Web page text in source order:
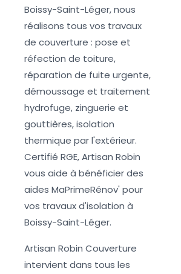
Boissy-Saint-Léger, nous
réalisons tous vos travaux
de couverture : pose et
réfection de toiture,
réparation de fuite urgente,
démoussage et traitement
hydrofuge, zinguerie et
gouttières, isolation
thermique par l'extérieur.
Certifié RGE, Artisan Robin
vous aide à bénéficier des
aides MaPrimeRénov' pour
vos travaux d'isolation à
Boissy-Saint-Léger.
Artisan Robin Couverture
intervient dans tous les